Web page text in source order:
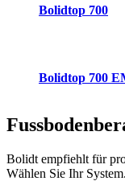
Bolidtop 700
Bolidtop 700
Bolidt empfiehlt für
Wählen Sie Ihr System.